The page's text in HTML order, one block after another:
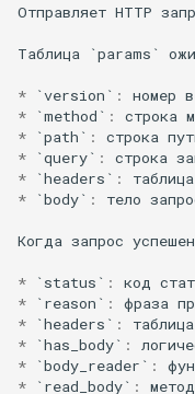
unzstd
upload-progress
upload
upstream-dynamic
upstream-jdomain
upsync
Отправляет HTTP
Таблица `params `
* `version ` : номер
*
`method ` : строка
*
`path ` : строка
*
`query` : строка
*
`headers ` : таблица
*
`body` : тело
Когда запрос успешен
* ` status ` : код
*
` reason ` : фраза
*
`headers ` : таблица
*
`has_body` :
*
`body_reader ` :
*
` read_body` : метод